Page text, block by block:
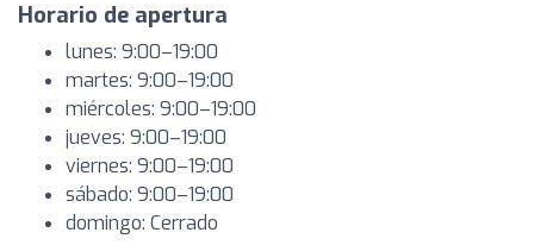
Horario de apertura
lunes: 9:00–19:00
martes: 9:00–19:00
miércoles: 9:00–19:00
jueves: 9:00–19:00
viernes: 9:00–19:00
sábado: 9:00–19:00
domingo: Cerrado